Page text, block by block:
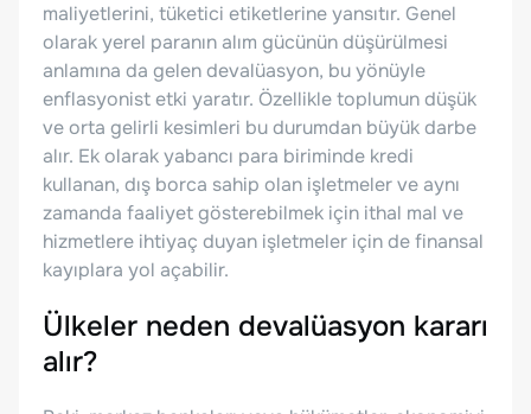
maliyetlerini, tüketici etiketlerine yansıtır. Genel
olarak yerel paranın alım gücünün düşürülmesi
anlamına da gelen devalüasyon, bu yönüyle
enflasyonist etki yaratır. Özellikle toplumun düşük
ve orta gelirli kesimleri bu durumdan büyük darbe
alır. Ek olarak yabancı para biriminde kredi
kullanan, dış borca sahip olan işletmeler ve aynı
zamanda faaliyet gösterebilmek için ithal mal ve
hizmetlere ihtiyaç duyan işletmeler için de finansal
kayıplara yol açabilir.
Ülkeler neden devalüasyon kararı
alır?